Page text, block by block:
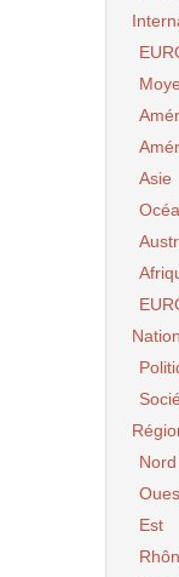
Asie
Nord
Est